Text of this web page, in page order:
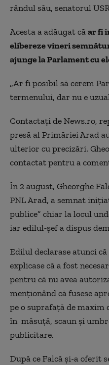
rândul său, senatorul
Acesta a adăugat căar fi
elibereze vineri
ajunge la Parlament cu
„Ar fi posibil să cerem
termenului, dar nu e
Contactaţi de News.ro,
presă al Primăriei Arad
ulterior cu precizări.
contactat pentru a
În 2 august, Gheorghe
PNL Arad, a semnat
publice” chiar la locul
iar edilul-şef a dispus
Edilul declarase atunci
explicase că a fost
pentru că nu avea
menţionând că fusese
pe o suprafaţă de
în măsuţă, scaun şi
publicitare.
După ce Falcă şi-a oferit